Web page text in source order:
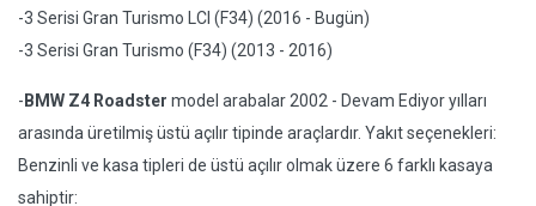
-3 Serisi Gran Turismo LCI (F34) (2016 - Bugün)
-3 Serisi Gran Turismo (F34) (2013 - 2016)
- BMW Z4 Roadster model arabalar 2002 - Devam Ediyor yılları
arasında üretilmiş üstü açılır tipinde araçlardır. Yakıt seçenekleri:
Benzinli ve kasa tipleri de üstü açılır olmak üzere 6 farklı kasaya
sahiptir: